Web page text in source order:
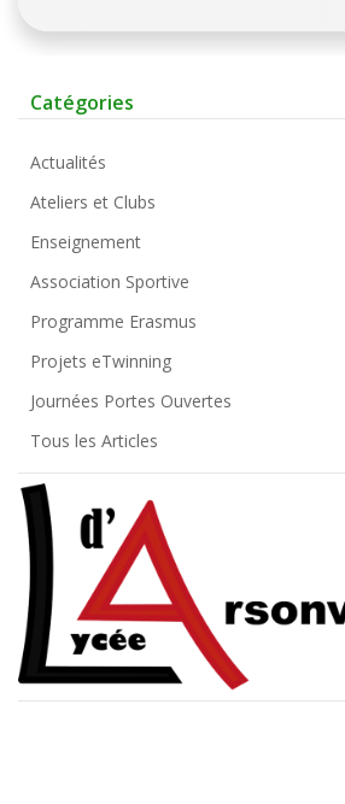
Catégories
Actualités
Ateliers et Clubs
Enseignement
Association Sportive
Programme Erasmus
Projets eTwinning
Journées Portes Ouvertes
Tous les Articles